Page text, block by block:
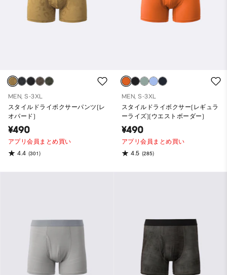
MEN, S-3XL
スタイルドライボクサーパンツ(レ
オパード)
¥490
アプリ会員まとめ買い
4.4 (301)
MEN, S-3XL
スタイルドライボクサー(レギュラ
ーライズ)(ウエストボーダー)
¥490
アプリ会員まとめ買い
4.5 (285)